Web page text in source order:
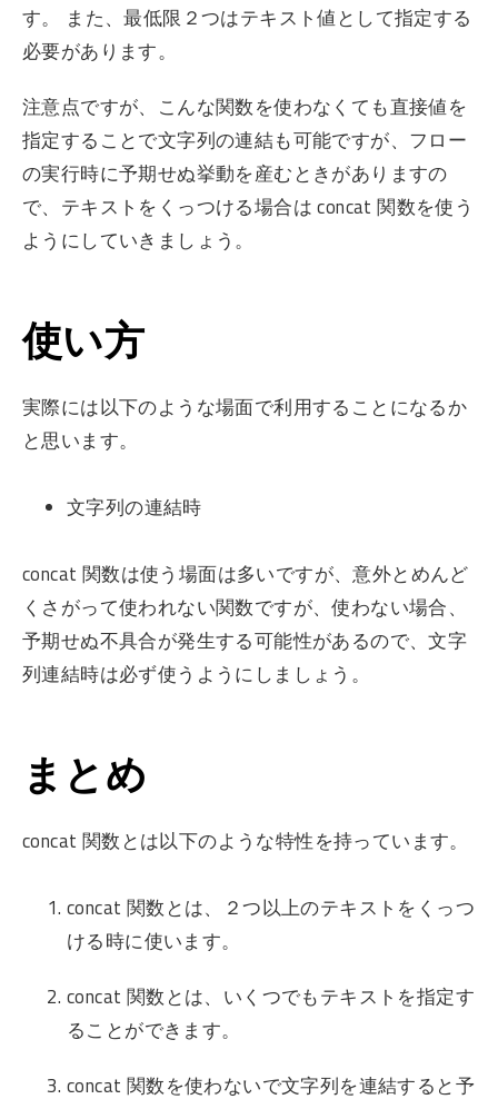
す。 また、最低限２つはテキスト値として指定する
必要があります。
注意点ですが、こんな関数を使わなくても直接値を
指定することで文字列の連結も可能ですが、フロー
の実行時に予期せぬ挙動を産むときがありますの
で、テキストをくっつける場合は concat 関数を使う
ようにしていきましょう。
使い方
実際には以下のような場面で利用することになるか
と思います。
文字列の連結時
concat 関数は使う場面は多いですが、意外とめんど
くさがって使われない関数ですが、使わない場合、
予期せぬ不具合が発生する可能性があるので、文字
列連結時は必ず使うようにしましょう。
まとめ
concat 関数とは以下のような特性を持っています。
concat 関数とは、２つ以上のテキストをくっつ
ける時に使います。
concat 関数とは、いくつでもテキストを指定す
ることができます。
concat 関数を使わないで文字列を連結すると予